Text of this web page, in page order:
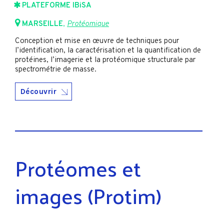
PLATEFORME IBiSA
MARSEILLE, Protéomique
Conception et mise en œuvre de techniques pour
l’identification, la caractérisation et la quantification de
protéines, l’imagerie et la protéomique structurale par
spectrométrie de masse.
Découvrir
Protéomes et
images (Protim)